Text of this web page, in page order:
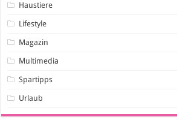
Haustiere
Lifestyle
Magazin
Multimedia
Spartipps
Urlaub